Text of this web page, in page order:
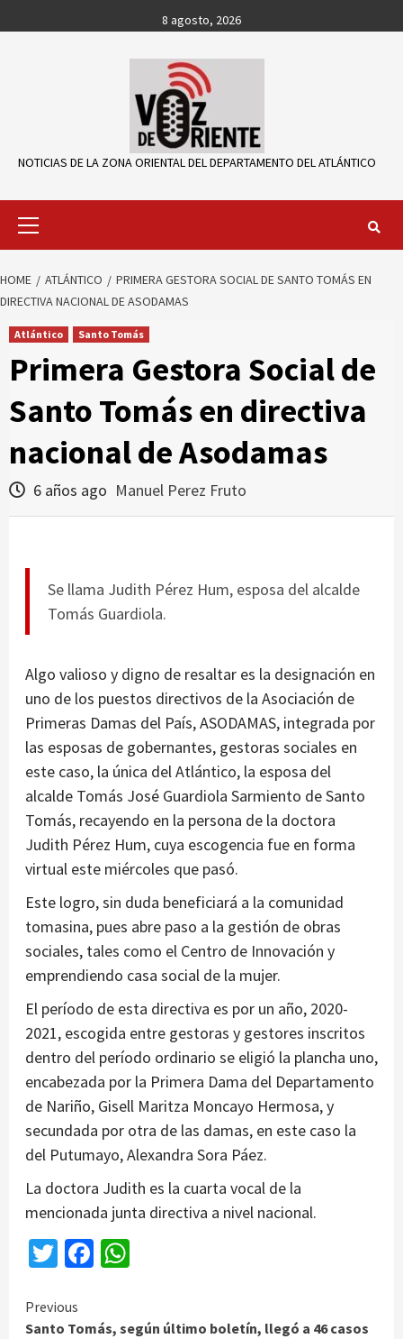
to
8 agosto, 2026
NOTICIAS DE LA ZONA ORIENTAL DEL DEPARTAMENTO DEL ATLÁNTICO
Primary
HOME ATLÁNTICO
PRIMERA GESTORA SOCIAL DE SANTO TOMÁS EN
DIRECTIVA NACIONAL DE ASODAMAS
Atlántico Santo Tomás
Primera Gestora Social de
Santo Tomás en directiva
nacional de Asodamas
6 años ago Manuel Perez Fruto
Se llama Judith Pérez Hum, esposa del alcalde
Tomás Guardiola.
Algo valioso y digno de resaltar es la designación en
uno de los puestos directivos de la Asociación de
Primeras Damas del País, ASODAMAS, integrada por
las esposas de gobernantes, gestoras sociales en
este caso, la única del Atlántico, la esposa del
alcalde Tomás José Guardiola Sarmiento de Santo
Tomás, recayendo en la persona de la doctora
Judith Pérez Hum, cuya escogencia fue en forma
virtual este miércoles que pasó.
Este logro, sin duda beneficiará a la comunidad
tomasina, pues abre paso a la gestión de obras
sociales, tales como el Centro de Innovación y
emprendiendo casa social de la mujer.
El período de esta directiva es por un año, 2020-
2021, escogida entre gestoras y gestores inscritos
dentro del período ordinario se eligió la plancha uno,
encabezada por la Primera Dama del Departamento
de Nariño, Gisell Maritza Moncayo Hermosa, y
secundada por otra de las damas, en este caso la
del Putumayo, Alexandra Sora Páez.
La doctora Judith es la cuarta vocal de la
mencionada junta directiva a nivel nacional.
TwitterFacebook
Continue
Previous
Santo Tomás, según último boletín, llegó a 46 casos